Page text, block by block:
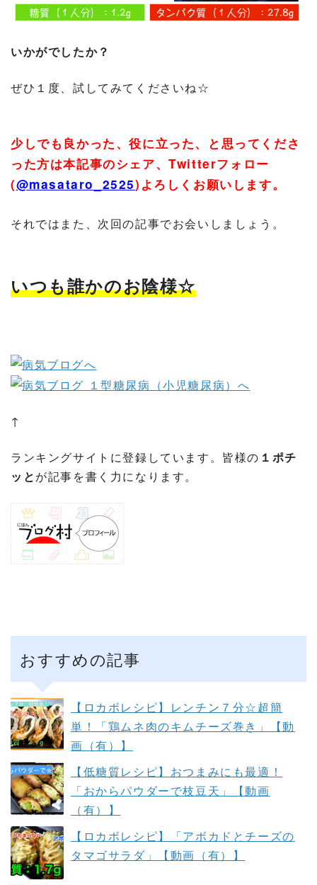
いかがでしたか？
ぜひ１度、試してみてくださいね☆
少しでも良かった、役に立った、と思ってくださ
った方は本記事のシェア、Twitterフォロー
(@masataro_2525) よろしくお願いします。
それではまた、次回の記事でお会いしましょう。
いつも誰かのお陰様☆
↑
ランキングサイトに登録しています。皆様の １ポチ
ッとが記事を書く力になります。
おすすめの記事
【ロカボレシピ】レンチン７分☆超簡
単！「鶏ムネ肉のキムチーズ巻き」【動
画（有）】
【低糖質レシピ】おつまみにも最適！
「おからパウダーで枝豆天」【動画
（有）】
【ロカボレシピ】「アボカドとチーズの
タマゴサラダ」【動画（有）】